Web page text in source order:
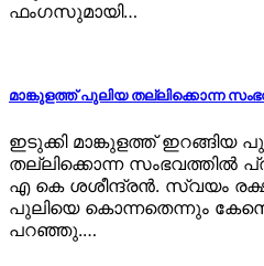
ഫംഗസുമായി…
മാങ്കുളത്ത് പുലിയ തല്ലിക്കൊന്ന
ഇടുക്കി മാങ്കുളത്ത് ഇറങ്ങിയ
തല്ലിക്കൊന്ന സംഭവത്തില്‍
എ കെ ശശീന്ദ്രന്‍. സ്വയം
പുലിയെ കൊന്നതെന്നും
പറഞ്ഞു.…